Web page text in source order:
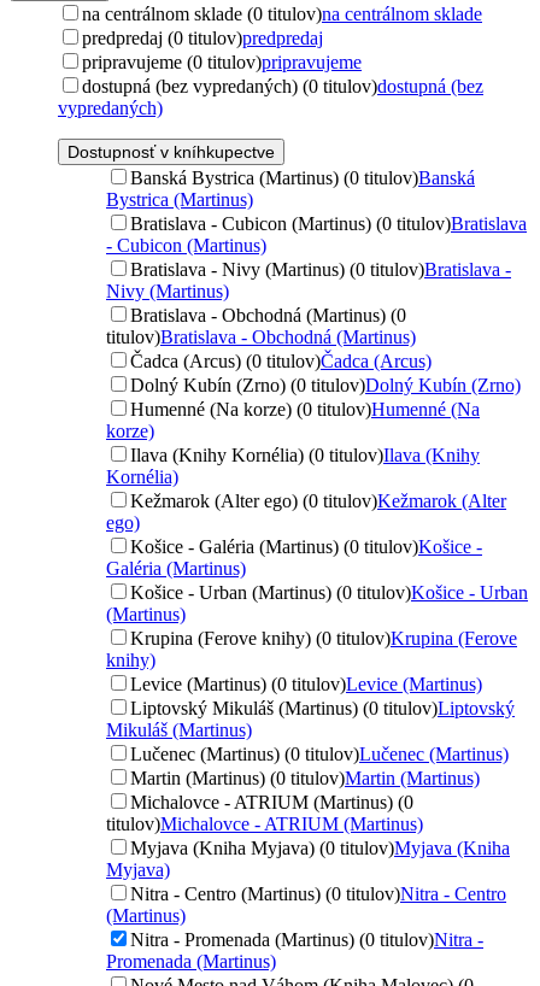
na centrálnom sklade (0 titulov)na centrálnom sklade
predpredaj (0 titulov)predpredaj
pripravujeme (0 titulov)pripravujeme
dostupná (bez vypredaných) (0 titulov)dostupná (bez
vypredaných)
Dostupnosť v kníhkupectve
Banská Bystrica (Martinus) (0 titulov)Banská
Bystrica (Martinus)
Bratislava - Cubicon (Martinus) (0 titulov)Bratislava
- Cubicon (Martinus)
Bratislava - Nivy (Martinus) (0 titulov)Bratislava -
Nivy (Martinus)
Bratislava - Obchodná (Martinus) (0
titulov)Bratislava - Obchodná (Martinus)
Čadca (Arcus) (0 titulov)Čadca (Arcus)
Dolný Kubín (Zrno) (0 titulov)Dolný Kubín (Zrno)
Humenné (Na korze) (0 titulov)Humenné (Na
korze)
Ilava (Knihy Kornélia) (0 titulov)Ilava (Knihy
Kornélia)
Kežmarok (Alter ego) (0 titulov)Kežmarok (Alter
ego)
Košice - Galéria (Martinus) (0 titulov)Košice -
Galéria (Martinus)
Košice - Urban (Martinus) (0 titulov)Košice - Urban
(Martinus)
Krupina (Ferove knihy) (0 titulov)Krupina (Ferove
knihy)
Levice (Martinus) (0 titulov)Levice (Martinus)
Liptovský Mikuláš (Martinus) (0 titulov)Liptovský
Mikuláš (Martinus)
Lučenec (Martinus) (0 titulov)Lučenec (Martinus)
Martin (Martinus) (0 titulov)Martin (Martinus)
Michalovce - ATRIUM (Martinus) (0
titulov)Michalovce - ATRIUM (Martinus)
Myjava (Kniha Myjava) (0 titulov)Myjava (Kniha
Myjava)
Nitra - Centro (Martinus) (0 titulov)Nitra - Centro
(Martinus)
Nitra - Promenada (Martinus) (0 titulov)Nitra -
Promenada (Martinus)